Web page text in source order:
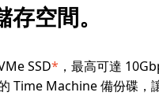
空間。
SSD* ，最高可達
Time Machine 備份碟，